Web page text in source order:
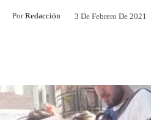
Por Redacción 3 De Febrero De 2021